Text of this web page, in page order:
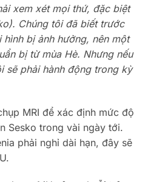
xem xét mọi thứ, đặc biệt
Chúng tôi đã biết trước
hình bị ảnh hưởng, nên một
bị từ mùa Hè. Nhưng nếu
sẽ phải hành động trong kỳ
MRI để xác định mức độ
Sesko trong vài ngày tới.
phải nghỉ dài hạn, đây sẽ